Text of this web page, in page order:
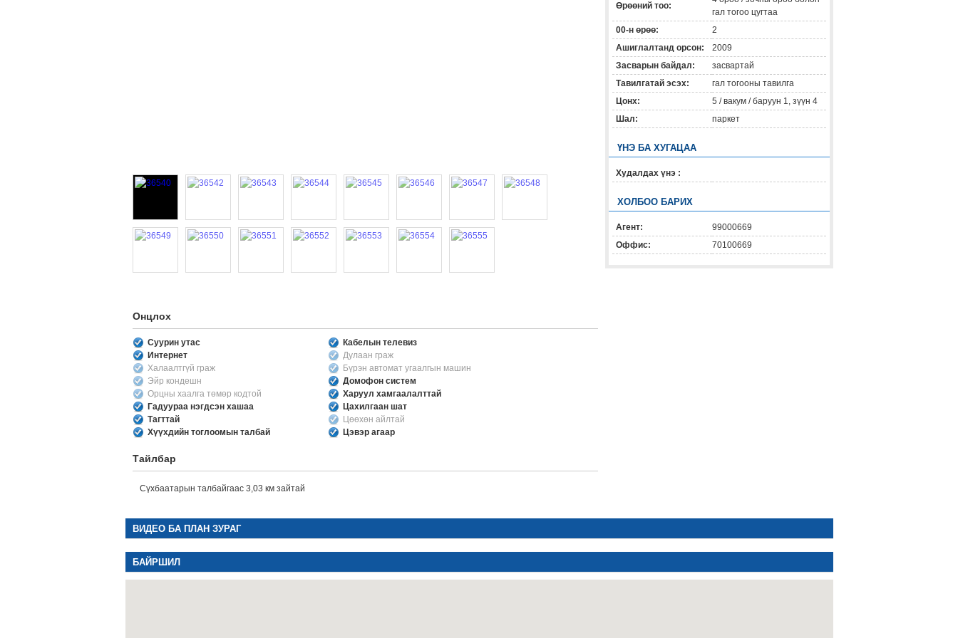
Онцлох
Суурин утас
Кабелын телевиз
Интернет
Дулаан граж
Халаалтгүй граж
Бүрэн автомат угаалгын машин
Эйр кондешн
Домофон систем
Орцны хаалга төмөр кодтой
Харуул хамгаалалттай
Гадуураа нэгдсэн хашаа
Цахилгаан шат
Тагттай
Цөөхөн айлтай
Хүүхдийн тоглоомын талбай
Цэвэр агаар
Тайлбар
Сүхбаатарын талбайгаас 3,03 км зайтай
Өрөөний тоо:
гал тогоо цугтаа
00-н өрөө:
2
Ашиглалтанд орсон:
2009
Засварын байдал:
засвартай
Тавилгатай эсэх:
гал тогооны тавилга
Цонх:
5 / вакум / баруун 1, зүүн 4
Шал:
паркет
ҮНЭ БА ХУГАЦАА
Худалдах үнэ :
ХОЛБОО БАРИХ
Агент:
99000669
Оффис:
70100669
ВИДЕО БА ПЛАН ЗУРАГ
БАЙРШИЛ